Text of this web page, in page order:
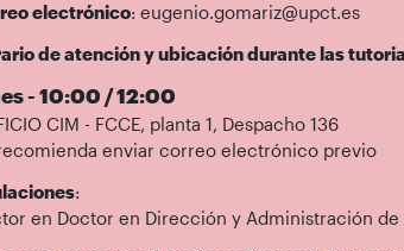
electrónico: eugenio.gomariz@upct.es
de atención y ubicación durante las
- 10:00 / 12:00
CIM - FCCE, planta 1, Despacho 136
enviar correo electrónico previo
:
en Doctor en Dirección y Administración de